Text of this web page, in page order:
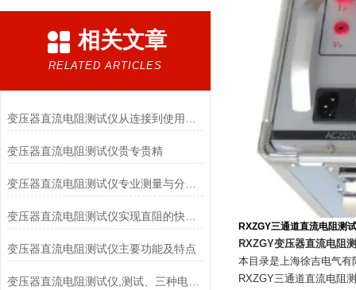
RXZGY三通道直流电阻测
RXZGY变压器直流电阻
本目录是上海徐吉电气
RXZGY三通道直流电阻
相关文章
RELATED ARTICLES
变压器直流电阻测试仪贵专贵精
变压器直流电阻测试仪实现直阻的快速测量利器
变压器直流电阻测试仪主要功能及特点
变压器直流电阻测试仪,测试、三种电流模式